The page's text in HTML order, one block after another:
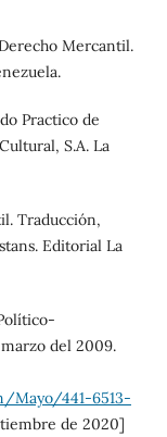
Mercantil.
Practico de
S.A. La
Traducción,
Editorial La
del 2009.
Mayo/441-6513-
de 2020]